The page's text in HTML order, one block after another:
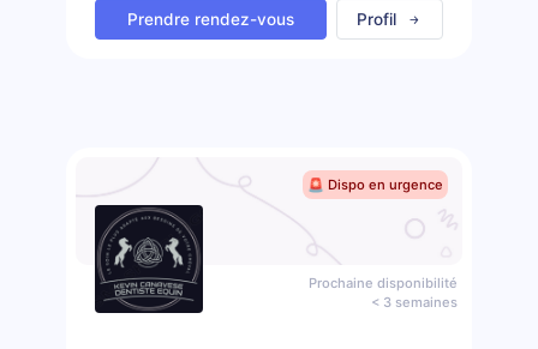
Prendre rendez-vous Profil
🚨 Dispo en urgence
Prochaine disponibilité
< 3 semaines